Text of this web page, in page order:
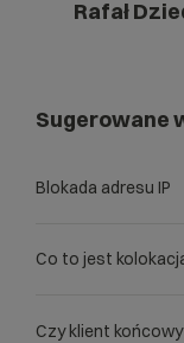
Rafał
Sugerowane
Blokada adresu IP
Co to jest
Czy klient